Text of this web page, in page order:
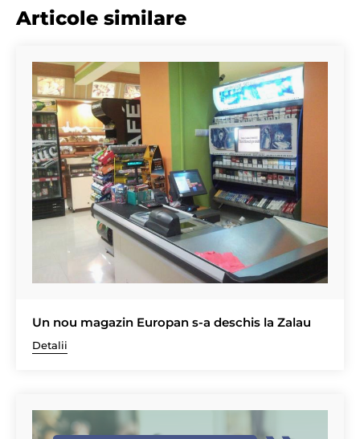
Articole similare
Un nou magazin Europan s-a deschis la Zalau
Detalii